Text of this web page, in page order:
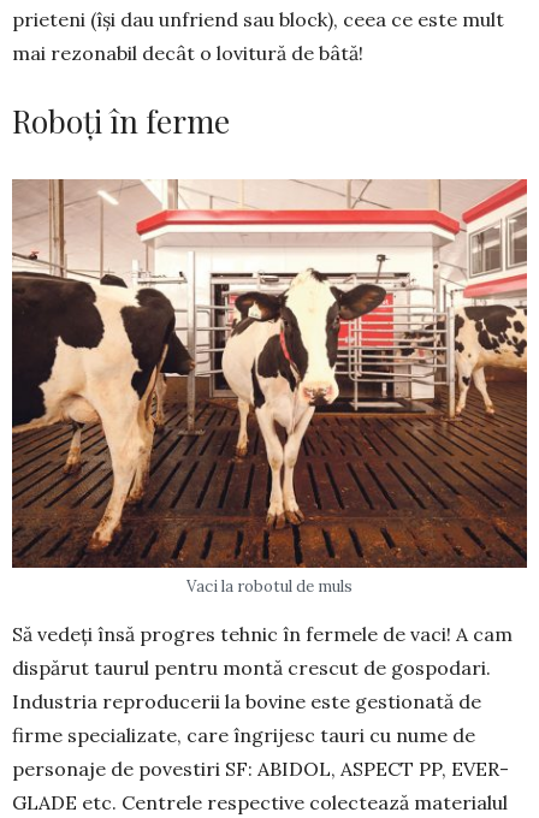
prieteni (își dau unfriend sau block), ceea ce este mult
mai rezonabil decât o lovitură de bâtă!
Roboți în ferme
Vaci la robotul de muls
Să vedeți însă progres tehnic în fermele de vaci! A cam
dispărut tau­rul pentru montă crescut de gos­po­dari.
Industria re­producerii la bo­vine este gestio­nată de
firme spe­cializate, care îngrijesc tauri cu nume de
personaje de povestiri SF: ABIDOL, ASPECT PP, EVER­
GLADE etc. Cen­trele respective colectează ma­terialul